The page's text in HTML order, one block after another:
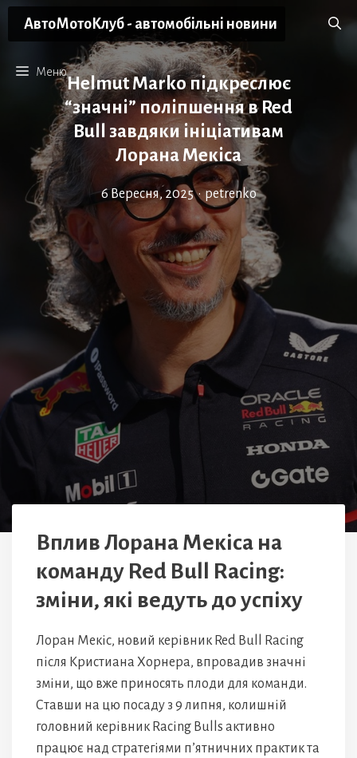
Перейти
АвтоМотоКлуб - автомобільні новини
Меню
Helmut Marko підкреслює
“значні” поліпшення в Red
Bull завдяки ініціативам
Лорана Мекіса
6 Вересня, 2025 • petrenko
Вплив Лорана Мекіса на
команду Red Bull Racing:
зміни, які ведуть до успіху
Лоран Мекіс, новий керівник Red Bull Racing
після Кристиана Хорнера, впровадив значні
зміни, що вже приносять плоди для команди.
Ставши на цю посаду з 9 липня, колишній
головний керівник Racing Bulls активно
працює над стратегіями п’ятничних практик та